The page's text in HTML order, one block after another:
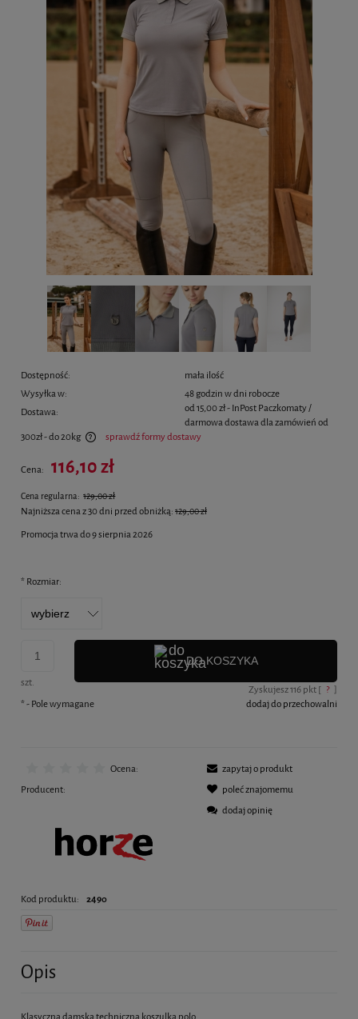
Dostępność:
mała ilość
Wysyłka w:
48 godzin w dni robocze
Dostawa:
od 15,00 zł- InPost Paczkomaty /
darmowa dostawa dla zamówień od
300zł - do 20kg
sprawdź formy dostawy
Cena: 116,10 zł
Cena regularna: 129,00 zł
Najniższa cena z 30 dni przed obniżką: 129,00 zł
Promocja trwa do 9 sierpnia 2026
*Rozmiar:
szt.
DO KOSZYKA
Zyskujesz116pkt [ ? ]
dodaj do przechowalni
*- Pole wymagane
Ocena:
Producent:
Kod produktu: 2490
zapytaj o produkt
poleć znajomemu
dodaj opinię
Opis